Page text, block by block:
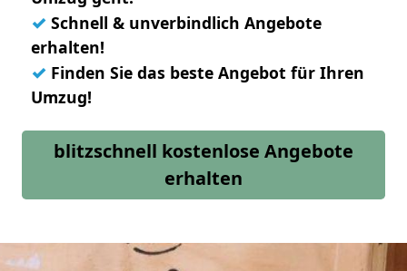
✓ Schnell & unverbindlich Angebote
erhalten!
✓ Finden Sie das beste Angebot für Ihren
Umzug!
blitzschnell kostenlose Angebote
erhalten